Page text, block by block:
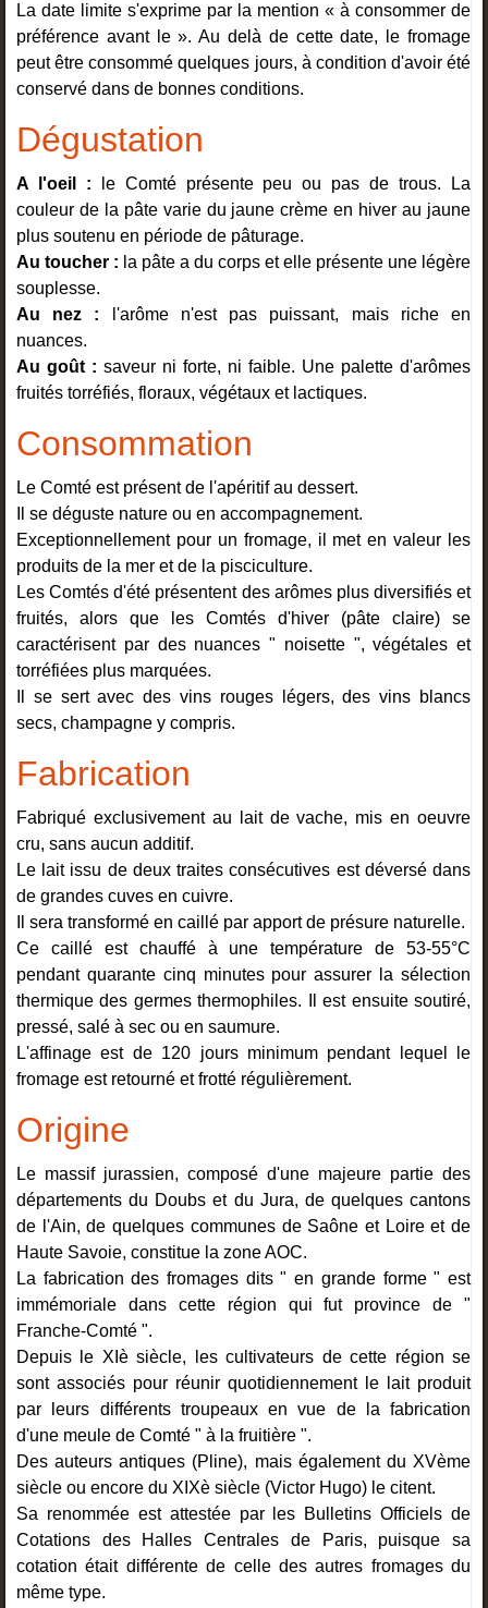
La date limite s'exprime par la mention « à consommer de
préférence avant le ». Au delà de cette date, le fromage
peut être consommé quelques jours, à condition d'avoir été
conservé dans de bonnes conditions.
Dégustation
A l'oeil :
le Comté présente peu ou pas de trous. La
couleur de la pâte varie du jaune crème en hiver au jaune
plus soutenu en période de pâturage.
Au toucher : la pâte a du corps et elle présente une légère
souplesse.
Au nez :
l'arôme n'est pas puissant, mais riche en
nuances.
Au goût : saveur ni forte, ni faible. Une palette d'arômes
fruités torréfiés, floraux, végétaux et lactiques.
Consommation
Le Comté est présent de l'apéritif au dessert.
Il se déguste nature ou en accompagnement.
Exceptionnellement pour un fromage, il met en valeur les
produits de la mer et de la pisciculture.
Les Comtés d'été présentent des arômes plus diversifiés et
fruités, alors que les Comtés d'hiver (pâte claire) se
caractérisent par des nuances " noisette ", végétales et
torréfiées plus marquées.
Il se sert avec des vins rouges légers, des vins blancs
secs, champagne y compris.
Fabrication
Fabriqué exclusivement au lait de vache, mis en oeuvre
cru, sans aucun additif.
Le lait issu de deux traites consécutives est déversé dans
de grandes cuves en cuivre.
Il sera transformé en caillé par apport de présure naturelle.
Ce caillé est chauffé à une température de 53-55°C
pendant quarante cinq minutes pour assurer la sélection
thermique des germes thermophiles. Il est ensuite soutiré,
pressé, salé à sec ou en saumure.
L'affinage est de 120 jours minimum pendant lequel le
fromage est retourné et frotté régulièrement.
Origine
Le massif jurassien, composé d'une majeure partie des
départements du Doubs et du Jura, de quelques cantons
de l'Ain, de quelques communes de Saône et Loire et de
Haute Savoie, constitue la zone AOC.
La fabrication des fromages dits " en grande forme " est
immémoriale dans cette région qui fut province de "
Franche-Comté ".
Depuis le XIè siècle, les cultivateurs de cette région se
sont associés pour réunir quotidiennement le lait produit
par leurs différents troupeaux en vue de la fabrication
d'une meule de Comté " à la fruitière ".
Des auteurs antiques (Pline), mais également du XVème
siècle ou encore du XIXè siècle (Victor Hugo) le citent.
Sa renommée est attestée par les Bulletins Officiels de
Cotations des Halles Centrales de Paris, puisque sa
cotation était différente de celle des autres fromages du
même type.